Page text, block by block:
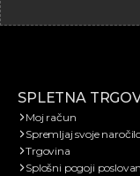
SPLETNA
Moj račun
Spremljaj svoje
Trgovina
Splošni pogoji